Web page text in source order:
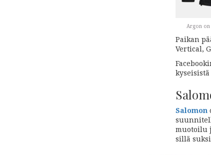
Argon
Paikan
Vertical,
Salomon
muotoilu
sillä